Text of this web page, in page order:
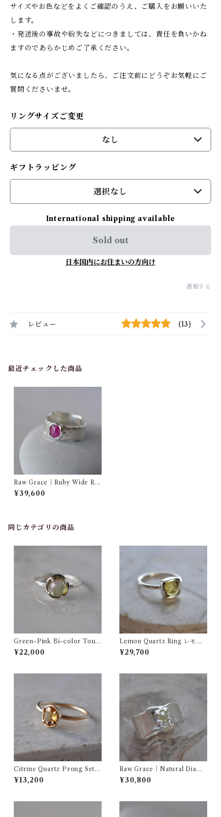
サイズやお色などをよくご確認のうえ、ご購入をお願いいた
します。
・発送後の事故や紛失などにつきましては、責任を負いかね
ますのであらかじめご了承ください。
気になる点がございましたら、ご注文前にどうぞお気軽にご
質問くださいませ。
リングサイズご変更
なし
ギフトラッピング
選択なし
International shipping available
Sold out
日本国内にお住まいの方向け
通報する
レビュー (13)
最近チェックした商品
Raw Grace｜Ruby Wide Rin
g ルビー シルバー ワイドリ
ング
¥39,600
同じカテゴリの商品
Green-Pink Bi-color Tour
maline Ring バイカラートル
マリン シルバーリング
¥22,000
Lemon Quartz Ring レモン
クォーツ シルバーリング
¥29,700
Citrine Quartz Prong Setti
ng ring シトリン リング
¥13,200
Raw Grace｜Natural Diamo
nd Wide Ring ナチュラル
ダイヤモンド ワイドリング
¥30,800